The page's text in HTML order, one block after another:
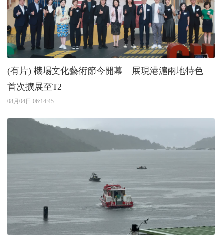
(有片) 機場文化藝術節今開幕 展現港滬兩地特色
首次擴展至T2
08月04日 06:14:45